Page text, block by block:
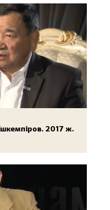
2017 ж.